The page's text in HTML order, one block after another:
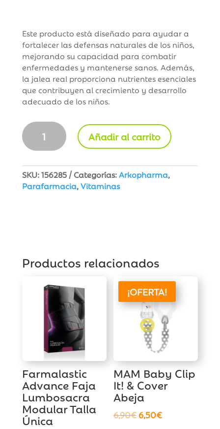
Este producto está diseñado para ayudar a
fortalecer las defensas naturales de los niños,
mejorando su capacidad para combatir
enfermedades y mantenerse sanos. Además,
la jalea real proporciona nutrientes esenciales
que contribuyen al crecimiento y desarrollo
adecuado de los niños.
Arkobiotics
Kids
Jalea
y
Defensas
Añadir al carrito
SKU:156285 Categorías:Arkopharma,
Parafarmacia,Vitaminas
Productos relacionados
Farmalastic
Advance Faja
Lumbosacra
Modular Talla
Única
¡OFERTA!
MAM Baby Clip
It! & Cover
Abeja
6,90€ El
6,50€El